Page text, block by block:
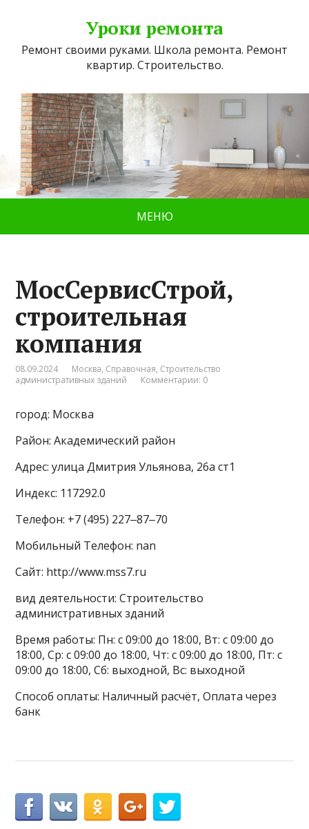
Уроки ремонта
Ремонт своими руками. Школа ремонта. Ремонт
квартир. Строительство.
МЕНЮ
МосСервисСтрой,
строительная
компания
08.09.2024 Москва, Справочная, Строительство
административных зданий
Комментарии: 0
город: Москва
Район: Академический район
Адрес: улица Дмитрия Ульянова, 26а ст1
Индекс: 117292.0
Телефон: +7 (495) 227‒87‒70
Мобильный Телефон: nan
Сайт: http://www.mss7.ru
вид деятельности: Строительство
административных зданий
Время работы: Пн: с 09:00 до 18:00, Вт: с 09:00 до
18:00, Ср: с 09:00 до 18:00, Чт: с 09:00 до 18:00, Пт: с
09:00 до 18:00, Сб: выходной, Вс: выходной
Способ оплаты: Наличный расчёт, Оплата через
банк